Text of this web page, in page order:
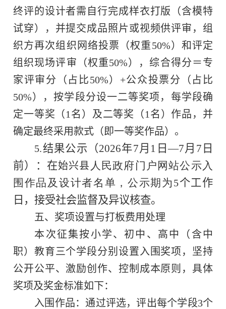
终评的设计者需自行完成样衣打版（含模特
试穿），并提交成品照片或视频供评审，组
织方再次组织网络投票（权重50%）和评定
组织现场评审（权重50%），综合得分＝专
家评审分（占比50%） +公众投票分（占比
50%），按学段分设一二等奖项，每学段确
定一等奖（1 名）及二等奖（1 名）作品，并
确定最终采用款式（即一等奖作品）。
5.结果公示（2026年7月 1 日—7月 7 日
前）：在始兴县 人民政府门户网站公示入
围作品及设计者名单，公示期为 5个工作
日，接受社会监督及异议核查。
五、奖项设置与打板费用处理
本次征集按小学、初中 、高中（含中
职）教育三个学段分别设置入围奖项，坚持
公开公平、激励创作、控制成本原则，具体
奖项及奖金标准如下：
入围作品：通过评选，评出每个学段3个